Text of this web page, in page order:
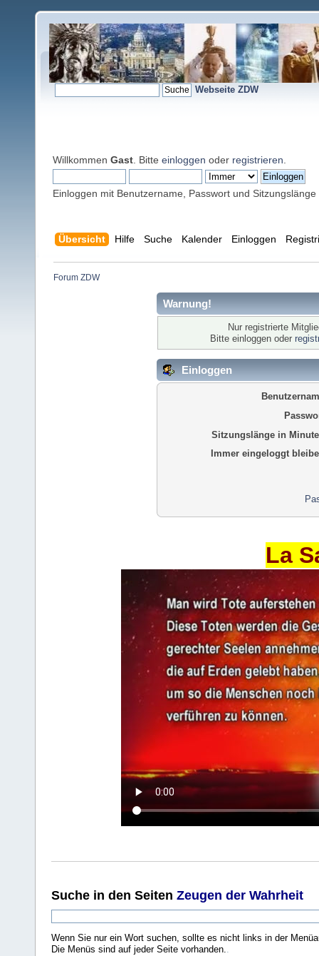
Webseite ZDW
Willkommen Gast . Bitte einloggen oder registrieren
Einloggen mit Benutzername, Passwort und Sitzungslänge
Übersicht Hilfe Suche Kalender Einloggen
Forum ZDW
Warnung!
Nur registrierte
Bitte einloggen oder
Einloggen
Sitzungslänge in
Immer eingeloggt
La
Suche in den Seiten Zeugen der Wahrheit
Wenn Sie nur ein Wort suchen, sollte es nicht links in der
Die Menüs sind auf jeder Seite vorhanden..